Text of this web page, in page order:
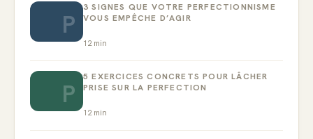
P
3 SIGNES QUE VOTRE PERFECTIONNISME
VOUS EMPÊCHE D’AGIR
12 min
P
5 EXERCICES CONCRETS POUR LÂCHER
PRISE SUR LA PERFECTION
12 min